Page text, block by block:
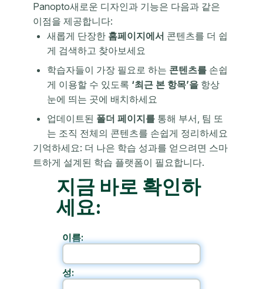
Panopto새로운 디자인과 기능은 다음과 같은
이점을 제공합니다:
새롭게 단장한 홈페이지에서 콘텐츠를 더 쉽
게 검색하고 찾아보세요
학습자들이 가장 필요로 하는 콘텐츠를 손쉽
게 이용할 수 있도록 ‘최근 본 항목’을 항상
눈에 띄는 곳에 배치하세요
업데이트된 폴더 페이지를 통해 부서, 팀 또
는 조직 전체의 콘텐츠를 손쉽게 정리하세요
기억하세요: 더 나은 학습 성과를 얻으려면 스마
트하게 설계된 학습 플랫폼이 필요합니다.
지금 바로 확인하
세요:
이름:
성: